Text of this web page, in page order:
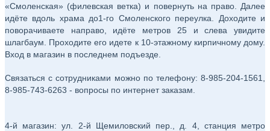
«Смоленская» (филевская ветка) и повернуть на право. Далее
идёте вдоль храма до1-го Смоленского переулка. Доходите и
поворачиваете направо, идёте метров 25 и слева увидите
шлагбаум. Проходите его идете к 10-этажному кирпичному дому.
Вход в магазин в последнем подъезде.
Связаться с сотрудниками можно по телефону: 8-985-204-1561,
8-985-743-6263 - вопросы по интернет заказам.
4-й магазин: ул. 2-й Щемиловский пер., д. 4, станция метро